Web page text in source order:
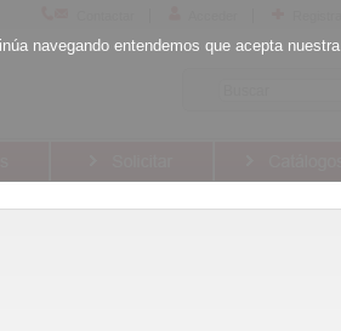
navegando entendemos que acepta nuestra